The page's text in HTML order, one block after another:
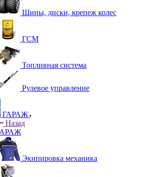
Шины, диски, крепеж колес
ГСМ
Топливная система
Рулевое управление
ГАРАЖ
Назад
Экипировка механика